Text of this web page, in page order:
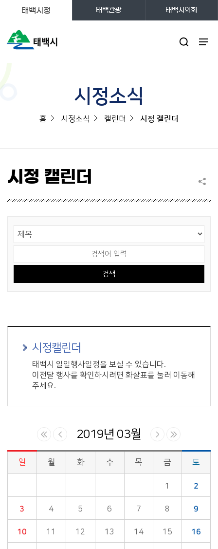
태백시청 태백관광 태백시의회
시정소식
홈 시정소식 캘린더 시정 캘린더
시정 캘린더
시정캘린더
태백시 일일행사일정을 보실 수 있습니다.
이전달 행사를 확인하시려면 화살표를 눌러 이동해
주세요.
2019년 03월
시정소식>시정 캘린더 게시판의 (2019년 03월) 달력형태로 일정명, 일정내용을 제공합니다.
일 월 화 수 목 금 토
1 2
3 4 5 6 7 8 9
10 11 12 13 14 15 16